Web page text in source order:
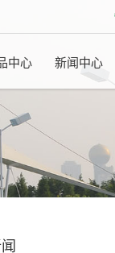
中心 新闻中心